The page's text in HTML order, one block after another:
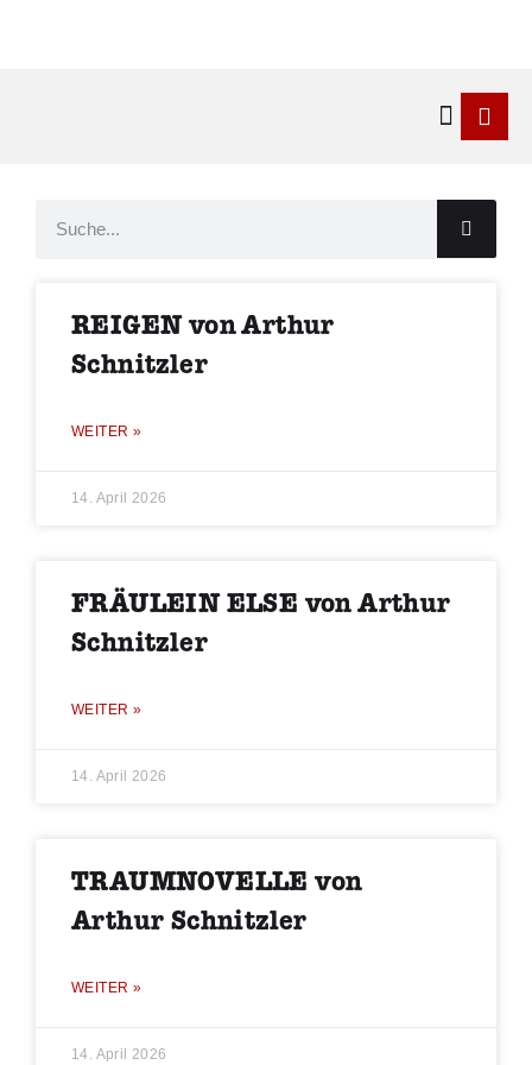
REIGEN von Arthur
Schnitzler
WEITER »
14. April 2026
FRÄULEIN ELSE von Arthur
Schnitzler
WEITER »
14. April 2026
TRAUMNOVELLE von
Arthur Schnitzler
WEITER »
14. April 2026